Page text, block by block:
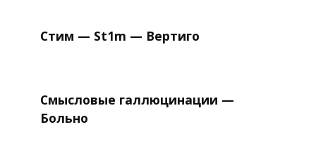
Стим — St1m — Вертиго
Смысловые галлюцинации —
Больно